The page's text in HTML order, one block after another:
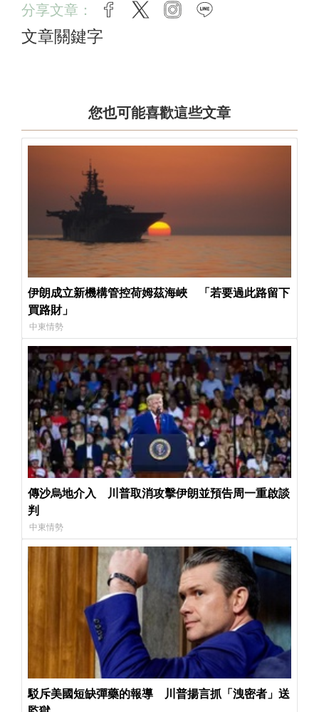
分享文章： facebook
twitter instagram
文章關鍵字
您也可能喜歡這些文章
伊朗成立新機構管控荷姆茲海峽 「若要過此路留下
買路財」
中東情勢
傳沙烏地介入 川普取消攻擊伊朗並預告周一重啟談
判
中東情勢
駁斥美國短缺彈藥的報導 川普揚言抓「洩密者」送